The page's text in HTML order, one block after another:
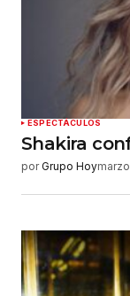
Guardar
web en
haga un
Enviar
ESPECTÁCULOS
Shakira
por Grupo Hoy